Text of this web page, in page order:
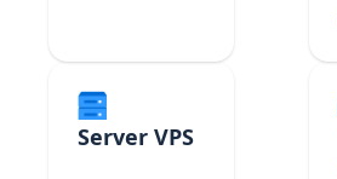
Server VPS